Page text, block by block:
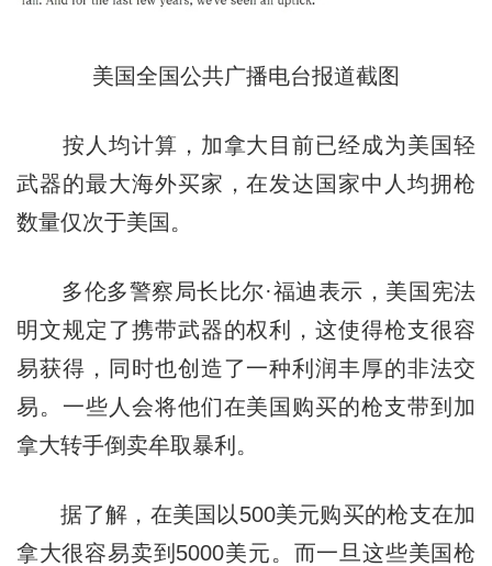
美国全国公共广播电台报道截图
按人均计算，加拿大目前已经成为美国轻
武器的最大海外买家，在发达国家中人均拥枪
数量仅次于美国。
多伦多警察局长比尔·福迪表示，美国宪法
明文规定了携带武器的权利，这使得枪支很容
易获得，同时也创造了一种利润丰厚的非法交
易。一些人会将他们在美国购买的枪支带到加
拿大转手倒卖牟取暴利。
据了解，在美国以500美元购买的枪支在加
拿大很容易卖到5000美元。而一旦这些美国枪